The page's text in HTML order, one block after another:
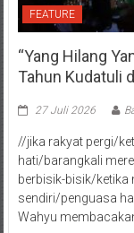
FEATURE
“Yang Hilang
Tahun Kudatuli
27 Juli 2026
//jika rakyat pergi/
hati/barangkali
berbisik-bisik/
sendiri/penguasa
Wahyu